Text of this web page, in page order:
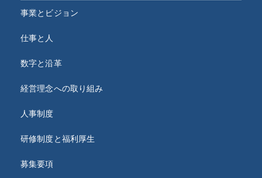
事業とビジョン
仕事と人
数字と沿革
経営理念への取り組み
人事制度
研修制度と福利厚生
募集要項